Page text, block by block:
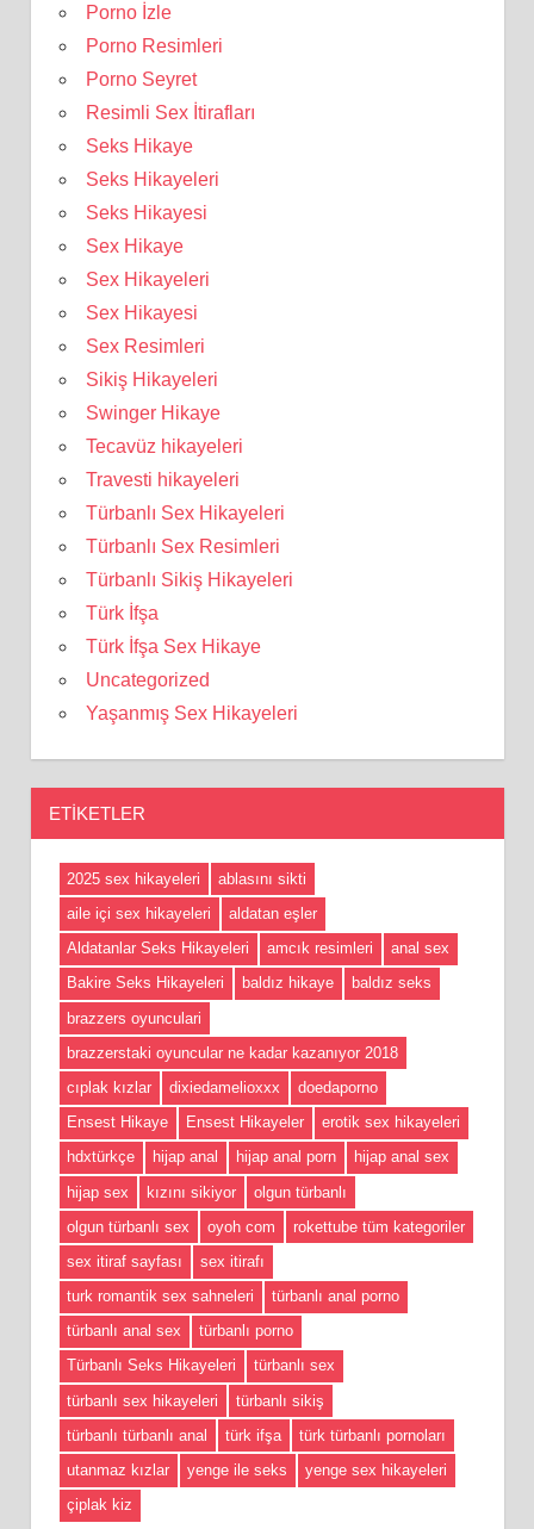
Porno İzle
Porno Resimleri
Porno Seyret
Resimli Sex İtirafları
Seks Hikaye
Seks Hikayeleri
Seks Hikayesi
Sex Hikaye
Sex Hikayeleri
Sex Hikayesi
Sex Resimleri
Sikiş Hikayeleri
Swinger Hikaye
Tecavüz hikayeleri
Travesti hikayeleri
Türbanlı Sex Hikayeleri
Türbanlı Sex Resimleri
Türbanlı Sikiş Hikayeleri
Türk İfşa
Türk İfşa Sex Hikaye
Uncategorized
Yaşanmış Sex Hikayeleri
ETIKETLER
2025 sex hikayeleri
ablasını sikti
aile içi sex hikayeleri
aldatan eşler
Aldatanlar Seks Hikayeleri
amcık resimleri
anal sex
Bakire Seks Hikayeleri
baldız hikaye
baldız seks
brazzers oyunculari
brazzerstaki oyuncular ne kadar kazanıyor 2018
cıplak kızlar
dixiedamelioxxx
doedaporno
Ensest Hikaye
Ensest Hikayeler
erotik sex hikayeleri
hdxtürkçe
hijap anal hijap anal porn
hijap anal sex
hijap sex
kızını sikiyor
olgun türbanlı
olgun türbanlı sex
oyoh com
rokettube tüm kategoriler
sex itiraf sayfası
sex itirafı
turk romantik sex sahneleri
türbanlı anal porno
türbanlı anal sex
türbanlı porno
Türbanlı Seks Hikayeleri
türbanlı sex
türbanlı sex hikayeleri
türbanlı sikiş
türbanlı türbanlı anal
türk ifşa
türk türbanlı pornoları
utanmaz kızlar
yenge ile seks
yenge sex hikayeleri
çiplak kiz